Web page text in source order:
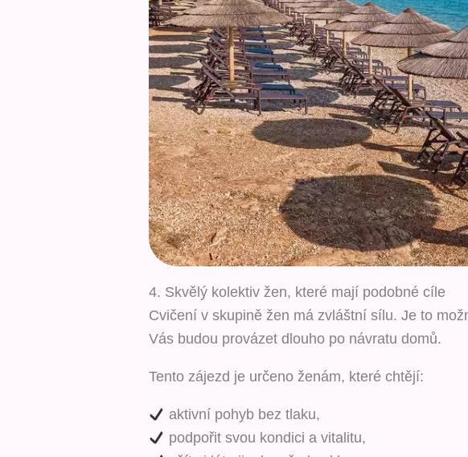
4. Skvělý kolektiv žen, které mají podobné cíle
Cvičení v skupině žen má zvláštní sílu. Je to
Vás budou provázet dlouho po návratu domů.
Tento zájezd je určeno ženám, které chtějí:
aktivní pohyb bez tlaku,
podpořit svou kondici a vitalitu,